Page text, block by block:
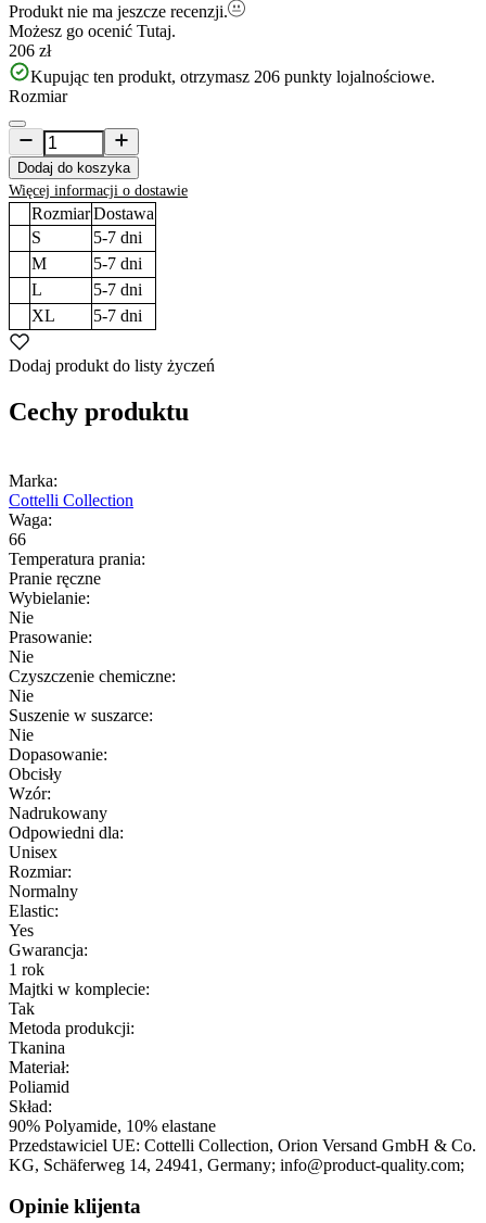
Produkt nie ma jeszcze recenzji.
Możesz go ocenić Tutaj.
206 zł
Kupując ten produkt, otrzymasz 206 punkty lojalnościowe.
Rozmiar
Dodaj do koszyka
Więcej informacji o dostawie
RozmiarDostawa
S
5-7 dni
M
5-7 dni
L
5-7 dni
XL
5-7 dni
Dodaj produkt do listy życzeń
Cechy produktu
Marka:
Cottelli Collection
Waga:
66
Temperatura prania:
Pranie ręczne
Wybielanie:
Nie
Prasowanie:
Nie
Czyszczenie chemiczne:
Nie
Suszenie w suszarce:
Nie
Dopasowanie:
Obcisły
Wzór:
Nadrukowany
Odpowiedni dla:
Unisex
Rozmiar:
Normalny
Elastic:
Yes
Gwarancja:
1 rok
Majtki w komplecie:
Tak
Metoda produkcji:
Tkanina
Materiał:
Poliamid
Skład:
90% Polyamide, 10% elastane
Przedstawiciel UE: Cottelli Collection, Orion Versand GmbH & Co.
KG, Schäferweg 14, 24941 , Germany; info@product-quality.com;
Opinie klijenta